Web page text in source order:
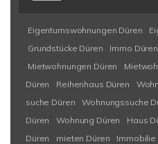
Eigentumswohnungen Düren
Grundstücke Düren
Immo Düren
Mietwohnungen Düren
Düren
Reihenhaus Düren
suche Düren
Wohnungssuche
Düren
Wohnung Düren Haus
Düren
mieten Düren Immobilie